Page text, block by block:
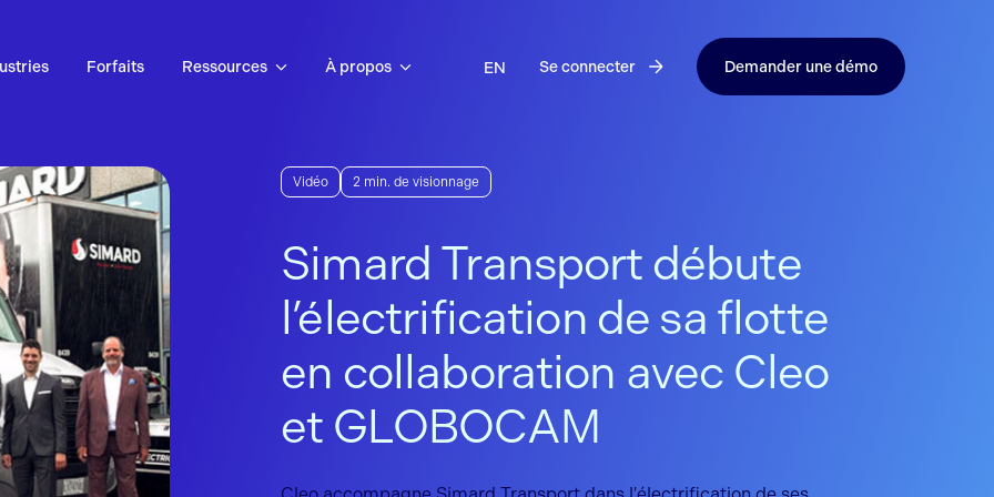
Forfaits Ressources À propos EN Se connecter Demander une démo
Vidéo 2 min. de visionnage
Simard Transport débute
l’électrification de sa flotte
en collaboration avec Cleo
et GLOBOCAM